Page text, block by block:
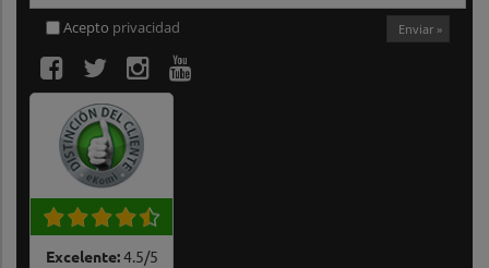
Acepto privacidad Enviar »
Excelente:4.5/5